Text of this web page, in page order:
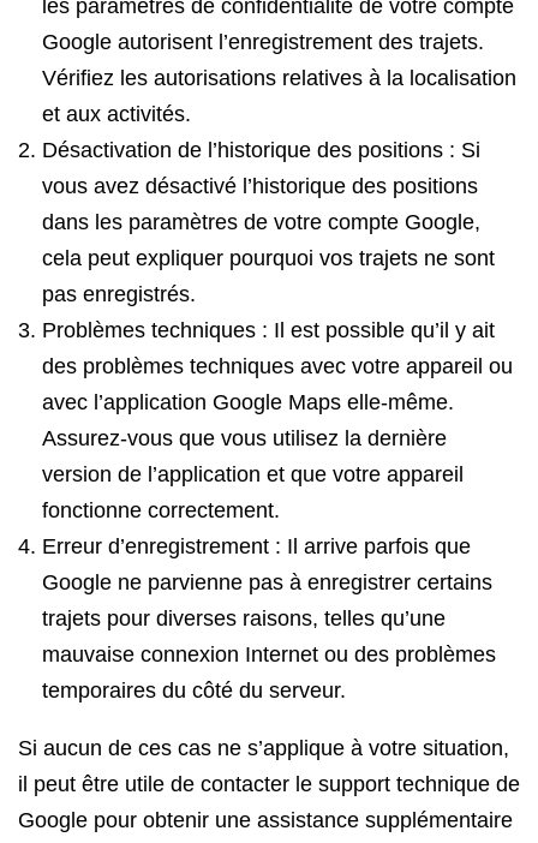
les paramètres de confidentialité de votre compte
Google autorisent l’enregistrement des trajets.
Vérifiez les autorisations relatives à la localisation
et aux activités.
Désactivation de l’historique des positions : Si
vous avez désactivé l’historique des positions
dans les paramètres de votre compte Google,
cela peut expliquer pourquoi vos trajets ne sont
pas enregistrés.
Problèmes techniques : Il est possible qu’il y ait
des problèmes techniques avec votre appareil ou
avec l’application Google Maps elle-même.
Assurez-vous que vous utilisez la dernière
version de l’application et que votre appareil
fonctionne correctement.
Erreur d’enregistrement : Il arrive parfois que
Google ne parvienne pas à enregistrer certains
trajets pour diverses raisons, telles qu’une
mauvaise connexion Internet ou des problèmes
temporaires du côté du serveur.
Si aucun de ces cas ne s’applique à votre situation,
il peut être utile de contacter le support technique de
Google pour obtenir une assistance supplémentaire